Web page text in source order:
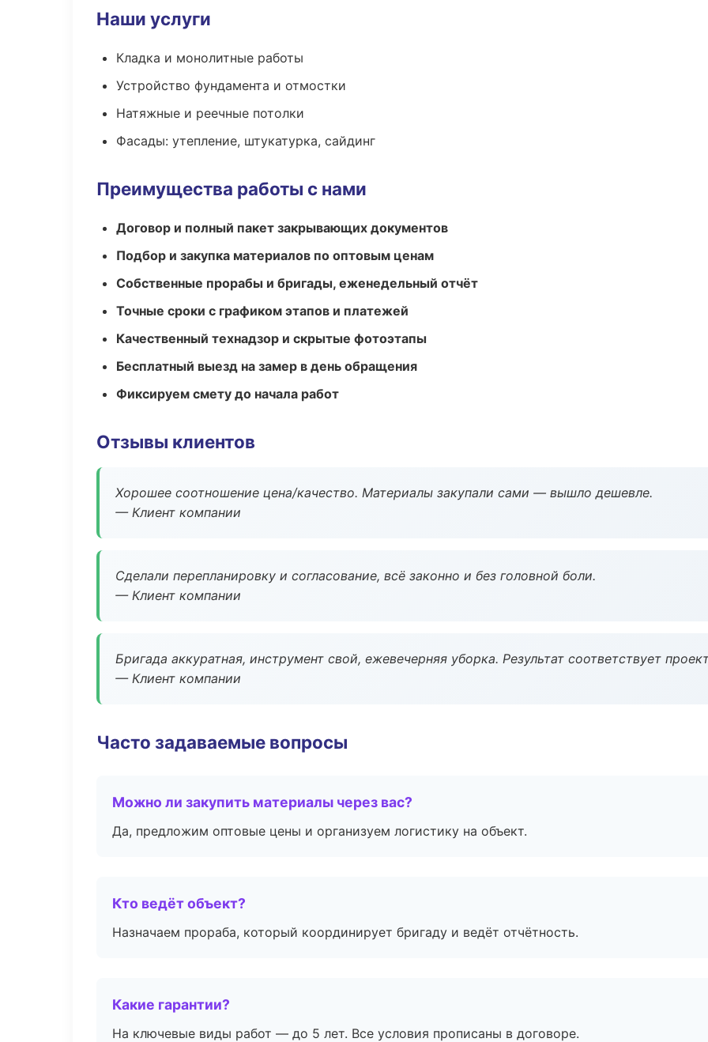
Наши услуги
Кладка и монолитные работы
Устройство фундамента и отмостки
Натяжные и реечные потолки
Фасады: утепление, штукатурка, сайдинг
Преимущества работы с нами
Договор и полный пакет закрывающих документов
Подбор и закупка материалов по оптовым ценам
Собственные прорабы и бригады, еженедельный отчёт
Точные сроки с графиком этапов и платежей
Качественный технадзор и скрытые фотоэтапы
Бесплатный выезд на замер в день обращения
Фиксируем смету до начала работ
Отзывы клиентов
Хорошее соотношение цена/качество. Материалы закупали сами — вышло дешевле.
— Клиент компании
Сделали перепланировку и согласование, всё законно и без головной боли.
— Клиент компании
Бригада аккуратная, инструмент свой, ежевечерняя уборка. Результат соответствует
— Клиент компании
Часто задаваемые вопросы
Можно ли закупить материалы через вас?
Да, предложим оптовые цены и организуем логистику на объект.
Кто ведёт объект?
Назначаем прораба, который координирует бригаду и ведёт отчётность.
Какие гарантии?
На ключевые виды работ — до 5 лет. Все условия прописаны в договоре.